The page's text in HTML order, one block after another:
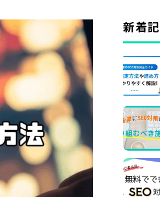
WRITER
ライターで探す
特集
MOVIE
動画
お役立ち資料
お問い合わせ
『SUNGROVE』について
広告掲載に関する規約
新着